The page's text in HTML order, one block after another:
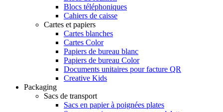
Blocs téléphoniques
Cahiers de caisse
Cartes et papiers
Cartes blanches
Cartes Color
Papiers de bureau blanc
Papiers de bureau Color
Documents unitaires pour facture QR
Creative Kids
Packaging
Sacs de transport
Sacs en papier à poignées plates